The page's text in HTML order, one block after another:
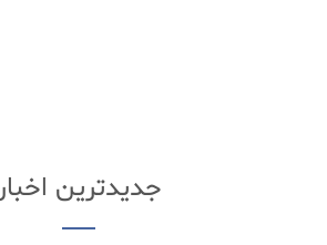
جدیدترین